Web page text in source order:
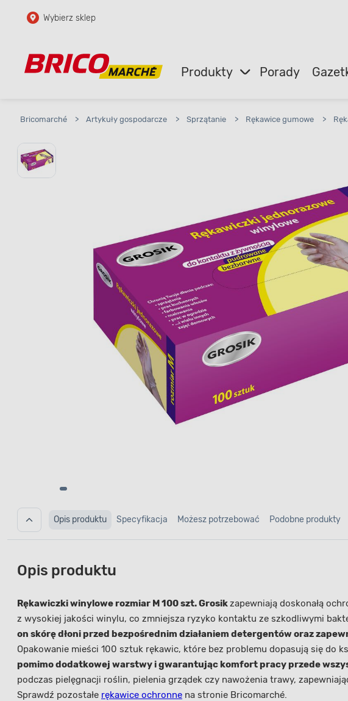
Przejdź do głównej zawartości
Przejdź do wyszukiwarki
Wybierz sklep
Produkty Porady
Bricomarché > Artykuły gospodarcze > Sprzątanie > Rękawice gumowe >
Opis produktu Specyfikacja Możesz potrzebować Podobne produkty
Opis produktu
Rękawiczki winylowe rozmiar M 100 szt. Grosikzapewniają doskonałą
z wysokiej jakości winylu, co zmniejsza ryzyko kontaktu ze szkodliwymi
on skórę dłoni przed bezpośrednim działaniem detergentów oraz
Opakowanie mieści 100 sztuk rękawic, które bez problemu dopasują się do
pomimo dodatkowej warstwy i gwarantując komfort pracy przede
podczas pielęgnacji roślin, pielenia grządek czy nawożenia trawy,
Sprawdź pozostałe rękawice ochronne na stronie Bricomarché.